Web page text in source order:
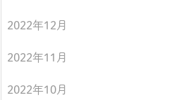
2022年12月
2022年11月
2022年10月